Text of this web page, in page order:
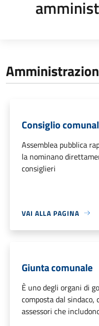
Consiglio
Assemblea pubblica
la nominano
consiglieri
VAI ALLA PAGINA
Giunta comunale
È uno degli organi di
composta dal sindaco,
assessori che